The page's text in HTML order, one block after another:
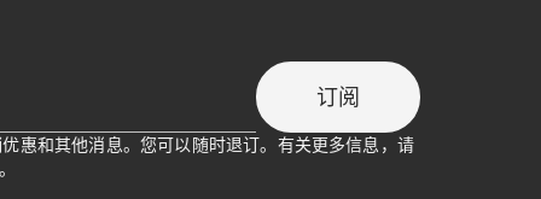
订阅
惠和其他消息。您可以随时退订。有关更多信息，请